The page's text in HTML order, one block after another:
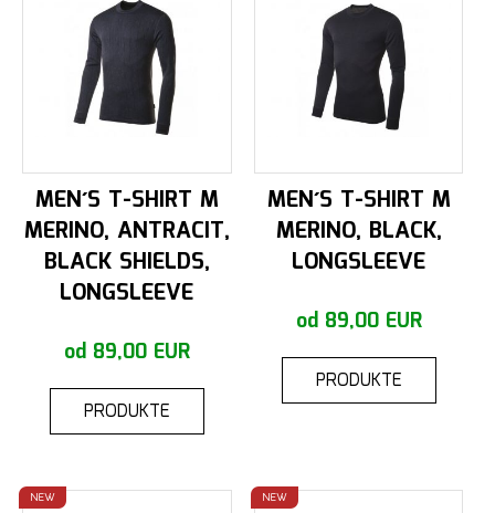
MEN´S T-SHIRT M
MERINO, ANTRACIT,
BLACK SHIELDS,
LONGSLEEVE
od 89,00 EUR
PRODUKTE
MEN´S T-SHIRT M
MERINO, BLACK,
LONGSLEEVE
od 89,00 EUR
PRODUKTE
NEW NEW